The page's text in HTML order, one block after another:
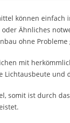
können
Ähnliches
ohne Probleme
mit
Lichtausbeute und
somit ist durch